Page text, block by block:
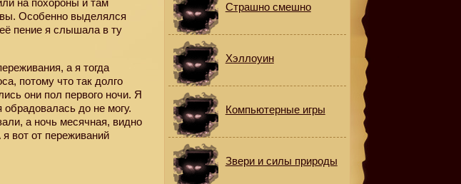
на похороны и там
Особенно выделялся
её пение я слышала в ту
а я тогда
потому что так долго
они пол первого ночи. Я
до не могу.
а ночь месячная, видно
вот от переживаний
Страшно смешно
Хэллоуин
Компьютерные игры
Звери и силы природы